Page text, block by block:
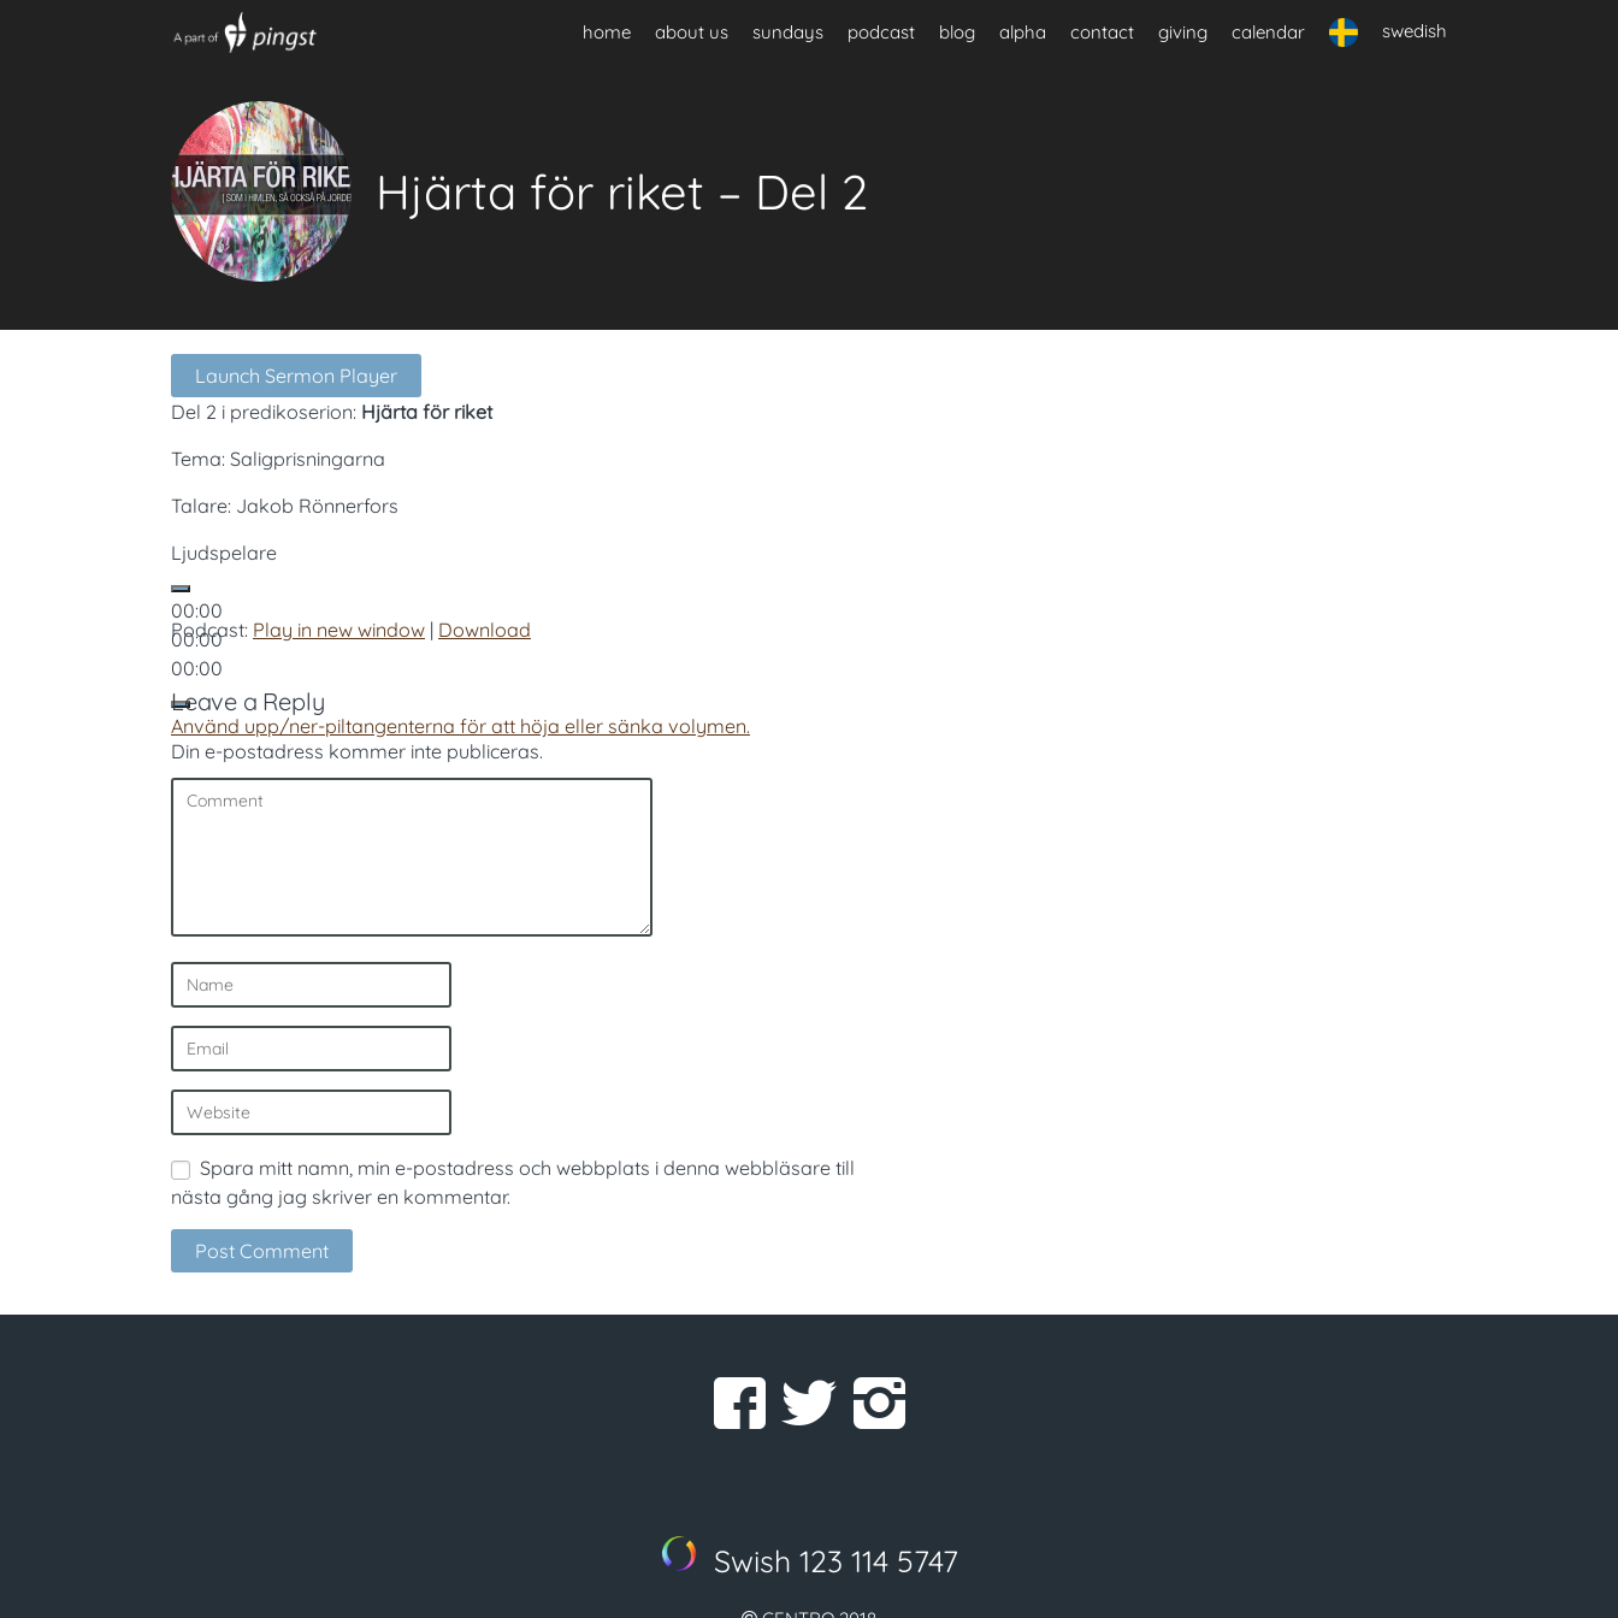
home about us sundays podcast blog alpha contact giving calendar swedish
Hjärta för riket – Del 2
Launch Sermon Player
Del 2 i predikoserion: Hjärta för riket
Tema: Saligprisningarna
Talare: Jakob Rönnerfors
Ljudspelare
00:00
00:00
00:00
Använd upp/ner-piltangenterna för att höja eller sänka volymen.
Podcast: Play in new window | Download
Leave a Reply
Din e-postadress kommer inte publiceras.
Spara mitt namn, min e-postadress och webbplats i denna webbläsare till
nästa gång jag skriver en kommentar.
Swish 123 114 5747